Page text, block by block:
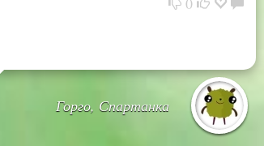
Горго, Спартанка